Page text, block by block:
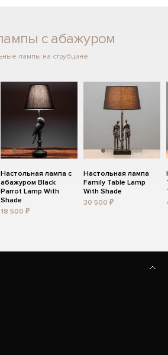
с абажуром
лампы на струбцине
Настольная лампа с
абажуром Black
Parrot Lamp With
Shade
18 500 ₽
Настольная лампа
Family Table Lamp
With Shade
30 500 ₽